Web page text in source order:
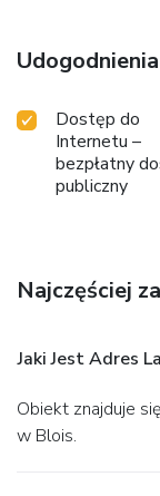
Udogodnienia
Dostęp do
Internetu –
bezpłatny
publiczny
Najczęściej
Jaki Jest Adres
Obiekt znajduje się pod adresem 20, Rue Sainte Catherine
w Blois.